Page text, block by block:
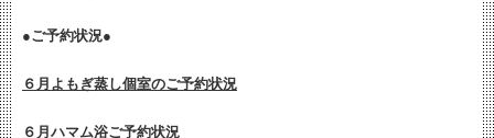
●ご予約状況●
６月よもぎ蒸し個室のご予約状況
６月ハマム浴ご予約状況